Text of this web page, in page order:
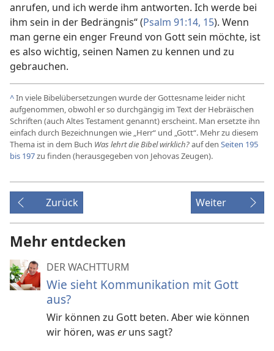
anrufen, und ich werde ihm antworten. Ich werde bei
ihm sein in der Bedrängnis“ (Psalm 91:14, 15). Wenn
man gerne ein enger Freund von Gott sein möchte, ist
es also wichtig, seinen Namen zu kennen und zu
gebrauchen.
^In viele Bibelübersetzungen wurde der Gottesname leider nicht
aufgenommen, obwohl er so durchgängig im Text der Hebräischen
Schriften (auch Altes Testament genannt) erscheint. Man ersetzte ihn
einfach durch Bezeichnungen wie „Herr“ und „Gott“. Mehr zu diesem
Thema ist in dem Buch Was lehrt die Bibel wirklich?auf den Seiten 195
bis 197zu finden (herausgegeben von Jehovas Zeugen).
Zurück Weiter
Mehr entdecken
DER WACHTTURM
Wie sieht Kommunikation mit Gott
aus?
Wir können zu Gott beten. Aber wie können
wir hören, was eruns sagt?